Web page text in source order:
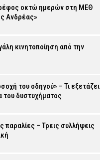
οκτώ ημερών στη ΜΕΘ
Ανδρέας»
κινητοποίηση από την
του οδηγού» – Τι εξετάζει
του δυστυχήματος
παραλίες – Τρεις συλλήψεις